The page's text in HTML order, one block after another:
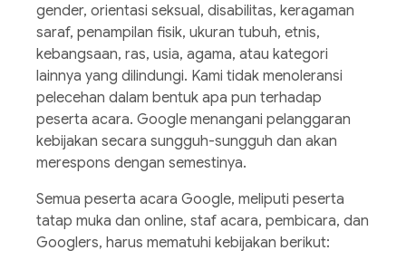
gender, orientasi seksual, disabilitas, keragaman
saraf, penampilan fisik, ukuran tubuh, etnis,
kebangsaan, ras, usia, agama, atau kategori
lainnya yang dilindungi. Kami tidak menoleransi
pelecehan dalam bentuk apa pun terhadap
peserta acara. Google menangani pelanggaran
kebijakan secara sungguh-sungguh dan akan
merespons dengan semestinya.
Semua peserta acara Google, meliputi peserta
tatap muka dan online, staf acara, pembicara, dan
Googlers, harus mematuhi kebijakan berikut: